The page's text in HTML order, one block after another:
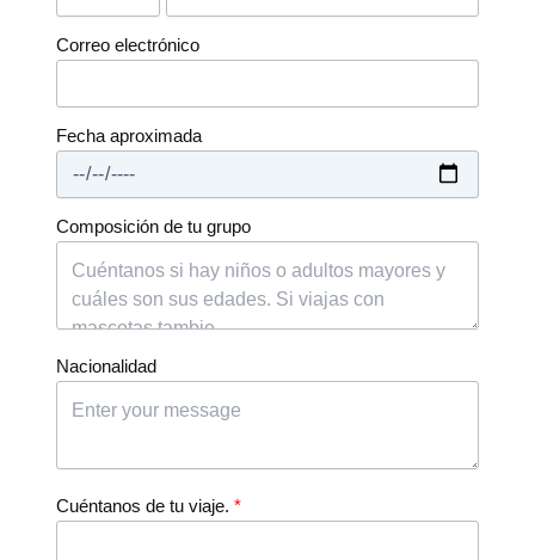
Correo electrónico
Fecha aproximada
Composición de tu grupo
Nacionalidad
Cuéntanos de tu viaje.